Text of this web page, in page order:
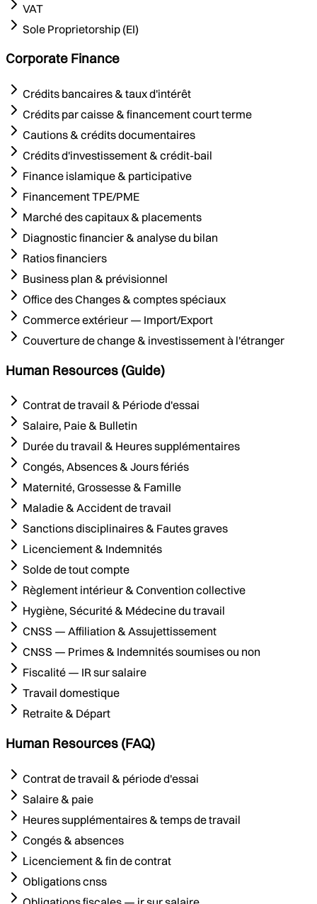
VAT
Sole Proprietorship (EI)
Corporate Finance
Crédits bancaires & taux d'intérêt
Crédits par caisse & financement court terme
Cautions & crédits documentaires
Crédits d'investissement & crédit-bail
Finance islamique & participative
Financement TPE/PME
Marché des capitaux & placements
Diagnostic financier & analyse du bilan
Ratios financiers
Business plan & prévisionnel
Office des Changes & comptes spéciaux
Commerce extérieur — Import/Export
Couverture de change & investissement à l'étranger
Human Resources (Guide)
Contrat de travail & Période d'essai
Salaire, Paie & Bulletin
Durée du travail & Heures supplémentaires
Congés, Absences & Jours fériés
Maternité, Grossesse & Famille
Maladie & Accident de travail
Sanctions disciplinaires & Fautes graves
Licenciement & Indemnités
Solde de tout compte
Règlement intérieur & Convention collective
Hygiène, Sécurité & Médecine du travail
CNSS — Affiliation & Assujettissement
CNSS — Primes & Indemnités soumises ou non
Fiscalité — IR sur salaire
Travail domestique
Retraite & Départ
Human Resources (FAQ)
Contrat de travail & période d'essai
Salaire & paie
Heures supplémentaires & temps de travail
Congés & absences
Licenciement & fin de contrat
Obligations cnss